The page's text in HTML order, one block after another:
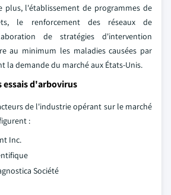
plus, l'établissement de programmes de
le renforcement des réseaux de
de stratégies d'intervention
au minimum les maladies causées par
la demande du marché aux États-Unis.
essais d'arbovirus
de l'industrie opérant sur le marché
:
Inc.
Société